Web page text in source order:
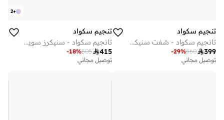
تنجيم سكواد
تانجيم سكواد - شفت سنيكرز أبيض
399
560
-29%
توصيل مجاني
+
2
تنجيم سكواد
تانجيم سكواد - سنيكرز سويفت أسود
415
505
-18%
توصيل مجاني